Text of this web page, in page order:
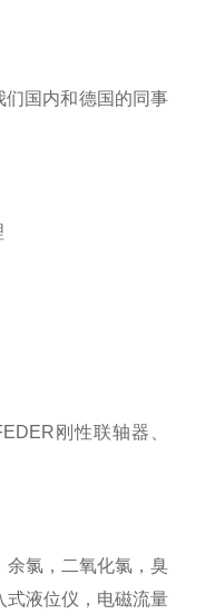
国内和德国的同事
刚性联轴器、
余氯，二氧化氯，臭
液位仪，电磁流量